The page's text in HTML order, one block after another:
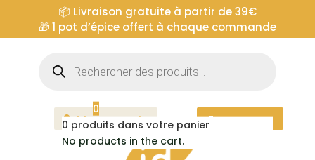
📦 Livraison gratuite à partir de 39€
🎁 1 pot d’épice offert à chaque commande
produits
Mon compte Espace pro
0
0 produits dans votre panier
No products in the cart.